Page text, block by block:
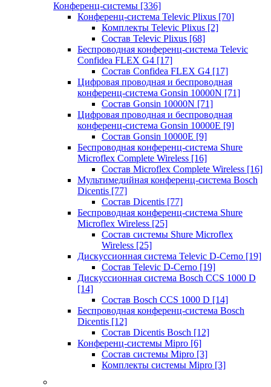
Конференц-системы [336]
Конференц-система Televic Plixus [70]
Комплекты Televic Plixus [2]
Состав Televic Plixus [68]
Беспроводная конференц-система Televic
Confidea FLEX G4 [17]
Состав Confidea FLEX G4 [17]
Цифровая проводная и беспроводная
конференц-система Gonsin 10000N [71]
Состав Gonsin 10000N [71]
Цифровая проводная и беспроводная
конференц-система Gonsin 10000E [9]
Состав Gonsin 10000E [9]
Беспроводная конференц-система Shure
Microflex Complete Wireless [16]
Состав Microflex Complete Wireless [16]
Мультимедийная конференц-система Bosch
Dicentis [77]
Состав Dicentis [77]
Беспроводная конференц-система Shure
Microflex Wireless [25]
Состав системы Shure Microflex
Wireless [25]
Дискуссионная система Televic D-Cerno [19]
Состав Televic D-Cerno [19]
Дискуссионная система Bosch CCS 1000 D
[14]
Состав Bosch CCS 1000 D [14]
Беспроводная конференц-система Bosch
Dicentis [12]
Состав Dicentis Bosch [12]
Конференц-системы Mipro [6]
Состав системы Mipro [3]
Комплекты системы Mipro [3]